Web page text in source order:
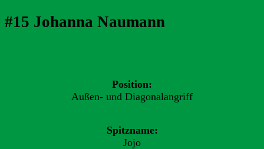
#15 Johanna Naumann
Position:
Außen- und Diagonalangriff
Spitzname:
Jojo